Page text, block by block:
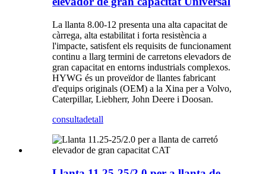
La llanta 8.00-12 presenta una alta capacitat de
càrrega, alta estabilitat i forta resistència a
l'impacte, satisfent els requisits de funcionament
continu a llarg termini de carretons elevadors de
gran capacitat en entorns industrials complexos.
HYWG és un proveïdor de llantes fabricant
d'equips originals (OEM) a la Xina per a Volvo,
Caterpillar, Liebherr, John Deere i Doosan.
consultadetall